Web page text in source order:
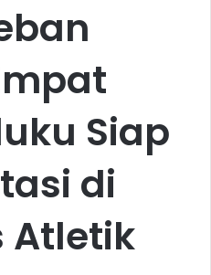
Siap
di
Atletik